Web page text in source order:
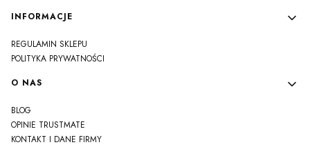
INFORMACJE
REGULAMIN SKLEPU
POLITYKA PRYWATNOŚCI
O NAS
BLOG
OPINIE TRUSTMATE
KONTAKT I DANE FIRMY